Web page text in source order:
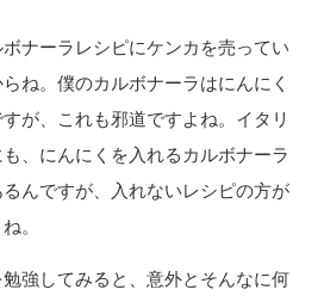
ナーラレシピにケンカを売ってい
ね。僕のカルボナーラはにんにく
が、これも邪道ですよね。イタリ
、にんにくを入れるカルボナーラ
んですが、入れないレシピの方が
。
強してみると、意外とそんなに何